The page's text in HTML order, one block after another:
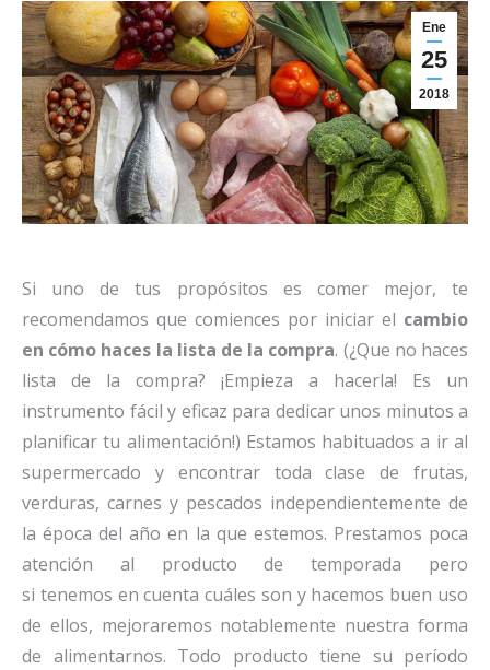
Ene
25
2018
Si uno de tus propósitos es comer mejor, te
recomendamos que comiences por iniciar el cambio
en cómo haces la lista de la compra. (¿Que no haces
lista de la compra? ¡Empieza a hacerla! Es un
instrumento fácil y eficaz para dedicar unos minutos a
planificar tu alimentación!) Estamos habituados a ir al
supermercado y encontrar toda clase de frutas,
verduras, carnes y pescados independientemente de
la época del año en la que estemos. Prestamos poca
atención al producto de temporada pero
si tenemos en cuenta cuáles son y hacemos buen uso
de ellos, mejoraremos notablemente nuestra forma
de alimentarnos. Todo producto tiene su período